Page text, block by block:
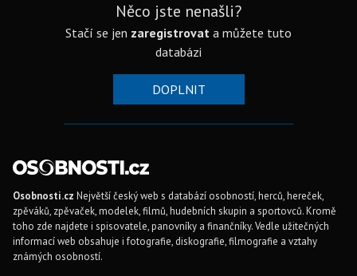
Něco jste nenašli?
Stačí se jen zaregistrovat a můžete tuto
databázi
DOPLNIT
Osobnosti.cz Největší český web s databází osobností, herců, hereček,
zpěváků, zpěvaček, modelek, filmů, hudebních skupin a sportovců. Kromě
toho zde najdete i spisovatele, panovníky a finančníky. Vedle užitečných
informací web obsahuje i fotografie, diskografie, filmografie a vztahy
známých osobností.